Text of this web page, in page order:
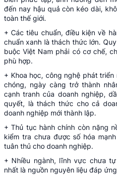
đến nay hậu quả còn kéo dài,
toàn thế giới.
+ Các tiêu chuẩn, điều kiện về
chuẩn xanh là thách thức lớn.
buộc Việt Nam phải có cơ chế,
phù hợp.
+ Khoa học, công nghệ phát
chóng, ngày càng trở thành
cạnh tranh của doanh nghiệp,
quyết, là thách thức cho cả
doanh nghiệp mới thành lập.
+ Thủ tục hành chính còn nặng
kiểm tra chưa được số hóa
tuân thủ cho doanh nghiệp.
+ Nhiều ngành, lĩnh vực chưa
nhất là nguồn nguyên liệu đáp